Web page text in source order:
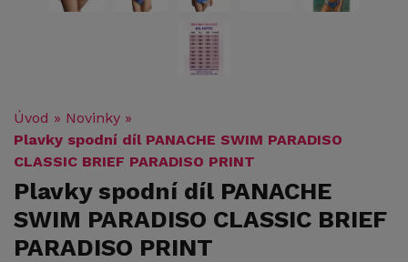
Úvod » Novinky »
Plavky spodní díl PANACHE SWIM PARADISO
CLASSIC BRIEF PARADISO PRINT
Plavky spodní díl PANACHE
SWIM PARADISO CLASSIC BRIEF
PARADISO PRINT